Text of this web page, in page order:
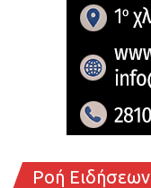
Ροή Ειδήσεων